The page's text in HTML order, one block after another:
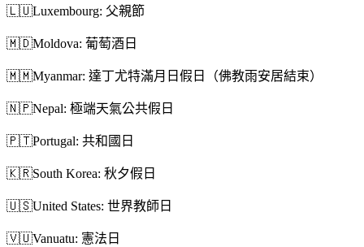
🇱🇺Luxembourg: 父親節
🇲🇩Moldova: 葡萄酒日
🇲🇲Myanmar: 達丁尤特滿月日假日（佛教雨安居結束）
🇳🇵Nepal: 極端天氣公共假日
🇵🇹Portugal: 共和國日
🇰🇷South Korea: 秋夕假日
🇺🇸United States: 世界教師日
🇻🇺Vanuatu: 憲法日